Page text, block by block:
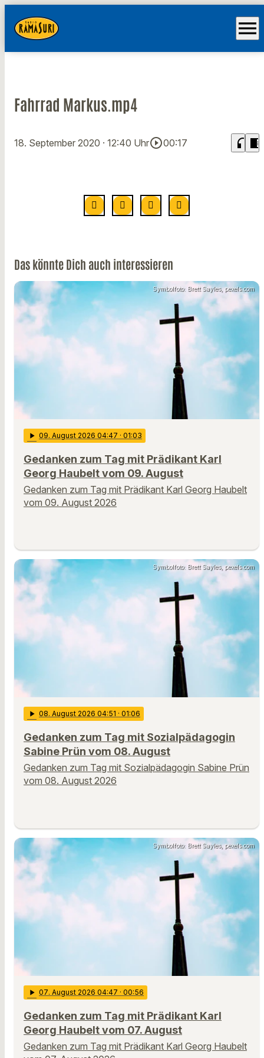
menu
Fahrrad Markus.mp4
18. September 2020 · 12:40 Uhrplay_circle_outline00:17 headphones chrome_reader_mode
Das könnte Dich auch interessieren
Symbolfoto: Brett Sayles, pexels.com
play_arrow 09. August 2026 04:47 · 01:03
Gedanken zum Tag mit Prädikant Karl
Georg Haubelt vom 09. August
Gedanken zum Tag mit Prädikant Karl Georg Haubelt
vom 09. August 2026
Symbolfoto: Brett Sayles, pexels.com
play_arrow 08. August 2026 04:51 · 01:06
Gedanken zum Tag mit Sozialpädagogin
Sabine Prün vom 08. August
Gedanken zum Tag mit Sozialpädagogin Sabine Prün
vom 08. August 2026
Symbolfoto: Brett Sayles, pexels.com
play_arrow 07. August 2026 04:47 · 00:56
Gedanken zum Tag mit Prädikant Karl
Georg Haubelt vom 07. August
Gedanken zum Tag mit Prädikant Karl Georg Haubelt